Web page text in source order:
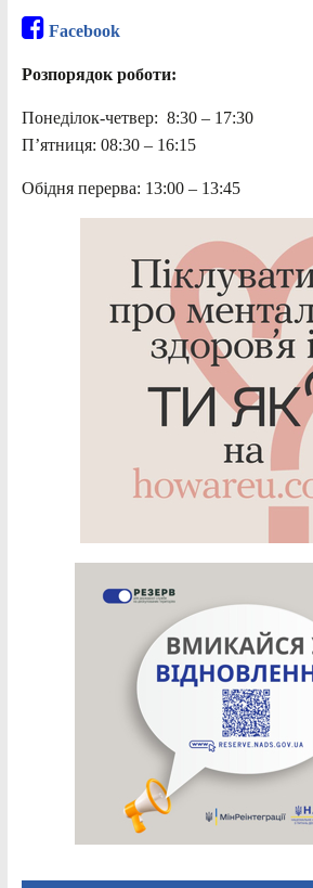
Facebook
Розпорядок роботи:
Понеділок-четвер: 8:30 – 17:30
П’ятниця: 08:30 – 16:15
Обідня перерва: 13:00 – 13:45